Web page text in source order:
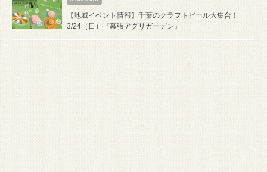
【地域イベント情報】千葉のクラフトビール大集合！
3/24（日）『幕張アグリガーデン』